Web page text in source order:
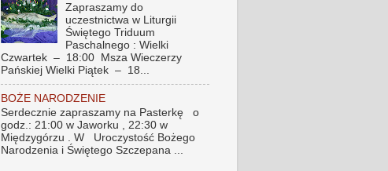
Zapraszamy do
uczestnictwa w Liturgii
Świętego Triduum
Paschalnego : Wielki
Czwartek – 18:00 Msza Wieczerzy
Pańskiej Wielki Piątek – 18...
BOŻE NARODZENIE
Serdecznie zapraszamy na Pasterkę o
godz.: 21:00 w Jaworku , 22:30 w
Międzygórzu . W Uroczystość Bożego
Narodzenia i Świętego Szczepana ...